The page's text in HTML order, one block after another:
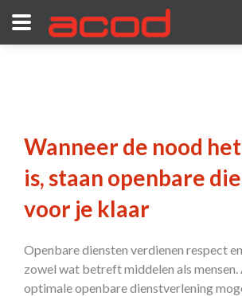
Wanneer de nood
is, staan openbare
voor je klaar
Openbare diensten verdienen respect
zowel wat betreft middelen als mensen.
optimale openbare dienstverlening